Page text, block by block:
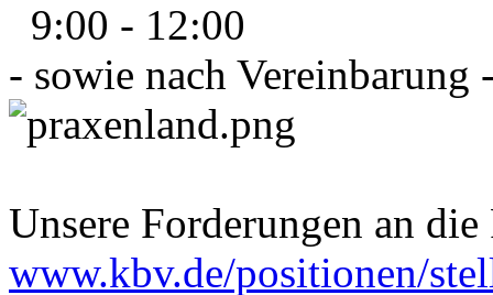
9:00 - 12:00
- sowie nach Vereinbarung
Unsere Forderungen an
www.kbv.de/positionen/